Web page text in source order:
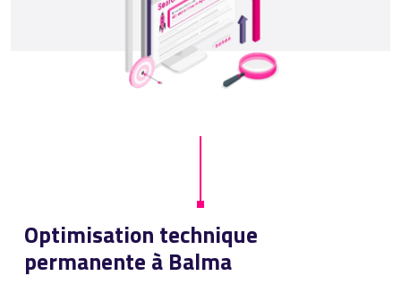
Optimisation technique
permanente à Balma